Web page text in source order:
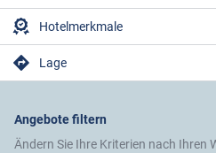
Hotelmerkmale
Lage
Angebote filtern
Ändern Sie Ihre Kriterien nach Ihren